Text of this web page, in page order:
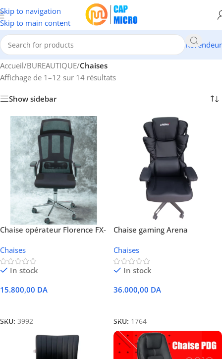
Skip to navigation
Skip to main content
Revendeur
Accueil/BUREAUTIQUE/Chaises
Affichage de 1–12 sur 14 résultats
Show sidebar
Chaise opérateur Florence FX-
Chaises
In stock
15.800,00 DA
SKU: 3992
Chaise gaming Arena
Chaises
In stock
36.000,00 DA
SKU: 1764